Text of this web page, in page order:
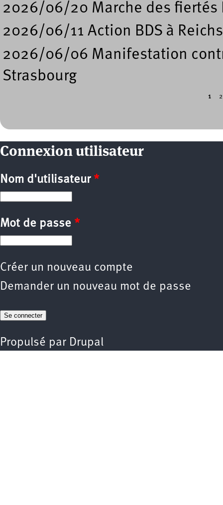
2026/06/20 Marche des fiertés
2026/06/11 Action BDS à
2026/06/06 Manifestation
Strasbourg
1 2
Connexion utilisateur
Nom d'utilisateur *
Mot de passe *
Créer un nouveau compte
Demander un nouveau mot de passe
Propulsé par Drupal